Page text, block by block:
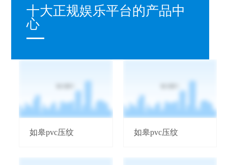
十大正规娱乐平台的产品中
心
如皋pvc压纹 如皋pvc压纹